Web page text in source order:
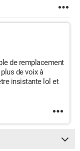
de remplacement
de voix à
insistante lol et